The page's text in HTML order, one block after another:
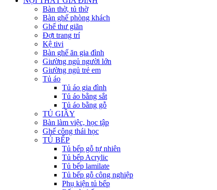
Bàn thờ, tủ thờ
Bàn ghế phòng khách
Ghế thư giãn
Đợt trang trí
Kệ tivi
Bàn ghế ăn gia đình
Giường ngủ người lớn
Giường ngủ trẻ em
Tủ áo
Tủ áo gia đình
Tủ áo bằng sắt
Tủ áo bằng gỗ
TỦ GIẦY
Bàn làm việc, học tập
Ghế công thái học
TỦ BẾP
Tủ bếp gỗ tự nhiên
Tủ bếp Acrylic
Tủ bếp lamilate
Tủ bếp gỗ công nghiệp
Phụ kiện tủ bếp